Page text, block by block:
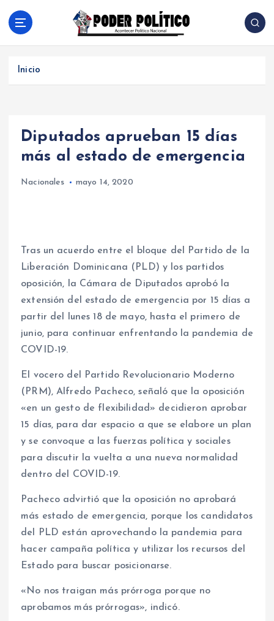
Acontecer Politico Nacional
Inicio
Diputados aprueban 15 días
más al estado de emergencia
Nacionales mayo 14, 2020
Tras un acuerdo entre el bloque del Partido de la
Liberación Dominicana (PLD) y los partidos
oposición, la Cámara de Diputados aprobó la
extensión del estado de emergencia por 15 días a
partir del lunes 18 de mayo, hasta el primero de
junio, para continuar enfrentando la pandemia de
COVID-19.
El vocero del Partido Revolucionario Moderno
(PRM), Alfredo Pacheco, señaló que la oposición
«en un gesto de flexibilidad» decidieron aprobar
15 días, para dar espacio a que se elabore un plan
y se convoque a las fuerzas política y sociales
para discutir la vuelta a una nueva normalidad
dentro del COVID-19.
Pacheco advirtió que la oposición no aprobará
más estado de emergencia, porque los candidatos
del PLD están aprovechando la pandemia para
hacer campaña política y utilizar los recursos del
Estado para buscar posicionarse.
«No nos traigan más prórroga porque no
aprobamos más prórrogas», indicó.